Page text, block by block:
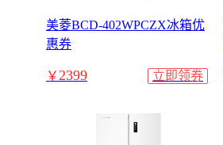
美菱BCD-402WPCZX冰箱优
惠券
￥2399 立即领券